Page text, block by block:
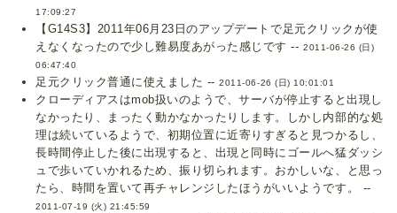
17:09:27
【G14S3】2011年06月23日のアップデートで足元クリックが使
えなくなったので少し難易度あがった感じです -- 2011-06-26 (日)
06:47:40
足元クリック普通に使えました --2011-06-26 (日) 10:01:01
クローディアスはmob扱いのようで、サーバが停止すると出現し
なかったり、まったく動かなかったりします。しかし内部的な処
理は続いているようで、初期位置に近寄りすぎると見つかるし、
長時間停止した後に出現すると、出現と同時にゴールへ猛ダッシ
ュで歩いていかれるため、振り切られます。おかしいな、と思っ
たら、時間を置いて再チャレンジしたほうがいいようです。 --
2011-07-19 (火) 21:45:59